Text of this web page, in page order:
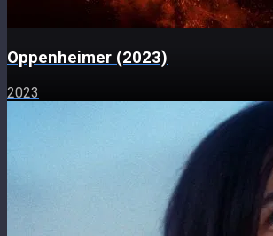
Oppenheimer (2023)
2023